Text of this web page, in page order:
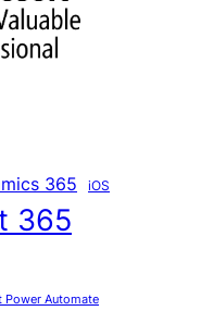
365 iOS
365
Power Automate